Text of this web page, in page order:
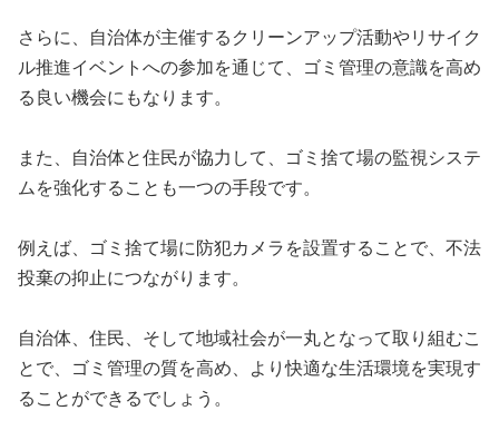
さらに、自治体が主催するクリーンアップ活動やリサイク
ル推進イベントへの参加を通じて、ゴミ管理の意識を高め
る良い機会にもなります。
また、自治体と住民が協力して、ゴミ捨て場の監視システ
ムを強化することも一つの手段です。
例えば、ゴミ捨て場に防犯カメラを設置することで、不法
投棄の抑止につながります。
自治体、住民、そして地域社会が一丸となって取り組むこ
とで、ゴミ管理の質を高め、より快適な生活環境を実現す
ることができるでしょう。